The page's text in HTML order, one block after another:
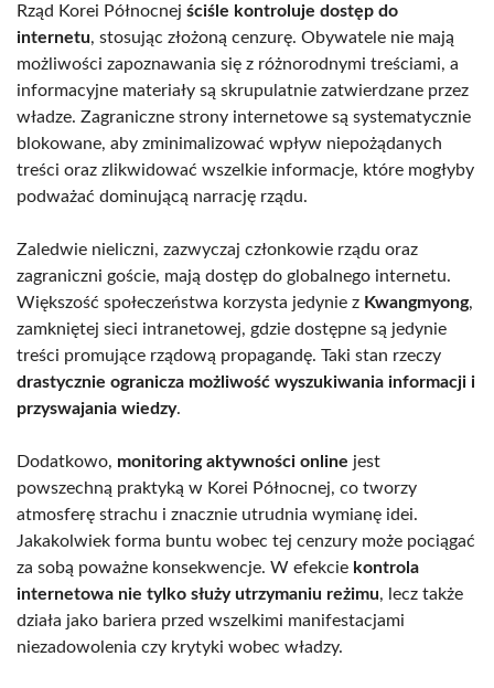
Rząd Korei Północnej ściśle kontroluje dostęp do
internetu, stosując złożoną cenzurę. Obywatele nie mają
możliwości zapoznawania się z różnorodnymi treściami, a
informacyjne materiały są skrupulatnie zatwierdzane przez
władze. Zagraniczne strony internetowe są systematycznie
blokowane, aby zminimalizować wpływ niepożądanych
treści oraz zlikwidować wszelkie informacje, które mogłyby
podważać dominującą narrację rządu.
Zaledwie nieliczni, zazwyczaj członkowie rządu oraz
zagraniczni goście, mają dostęp do globalnego internetu.
Większość społeczeństwa korzysta jedynie z Kwangmyong,
zamkniętej sieci intranetowej, gdzie dostępne są jedynie
treści promujące rządową propagandę. Taki stan rzeczy
drastycznie ogranicza możliwość wyszukiwania informacji i
przyswajania wiedzy.
Dodatkowo, monitoring aktywności online jest
powszechną praktyką w Korei Północnej, co tworzy
atmosferę strachu i znacznie utrudnia wymianę idei.
Jakakolwiek forma buntu wobec tej cenzury może pociągać
za sobą poważne konsekwencje. W efekcie kontrola
internetowa nie tylko służy utrzymaniu reżimu, lecz także
działa jako bariera przed wszelkimi manifestacjami
niezadowolenia czy krytyki wobec władzy.